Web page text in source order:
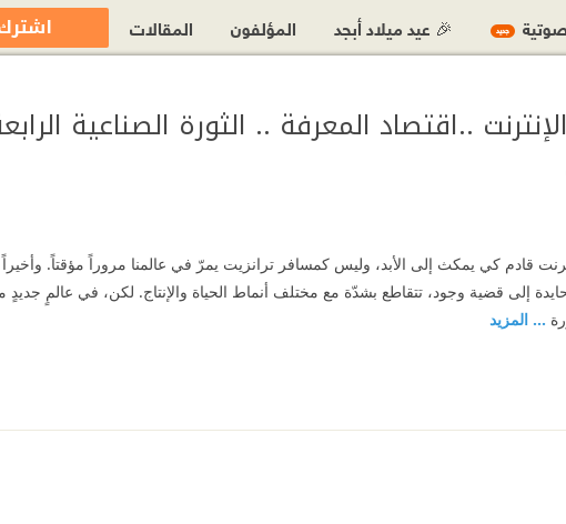
..اقتصاد المعرفة .. الثورة الصناعية
قادم كي يمكث إلى الأبد، وليس كمسافر ترانزيت يمرّ في عالمنا مروراً مؤقتاً.
إلى قضية وجود، تتقاطع بشدّة مع مختلف أنماط الحياة والإنتاج. لكن، في عالمٍ جديدٍ
... المزيد
جديد 🎉 عيد ميلاد أبجد المؤلفون المقالات